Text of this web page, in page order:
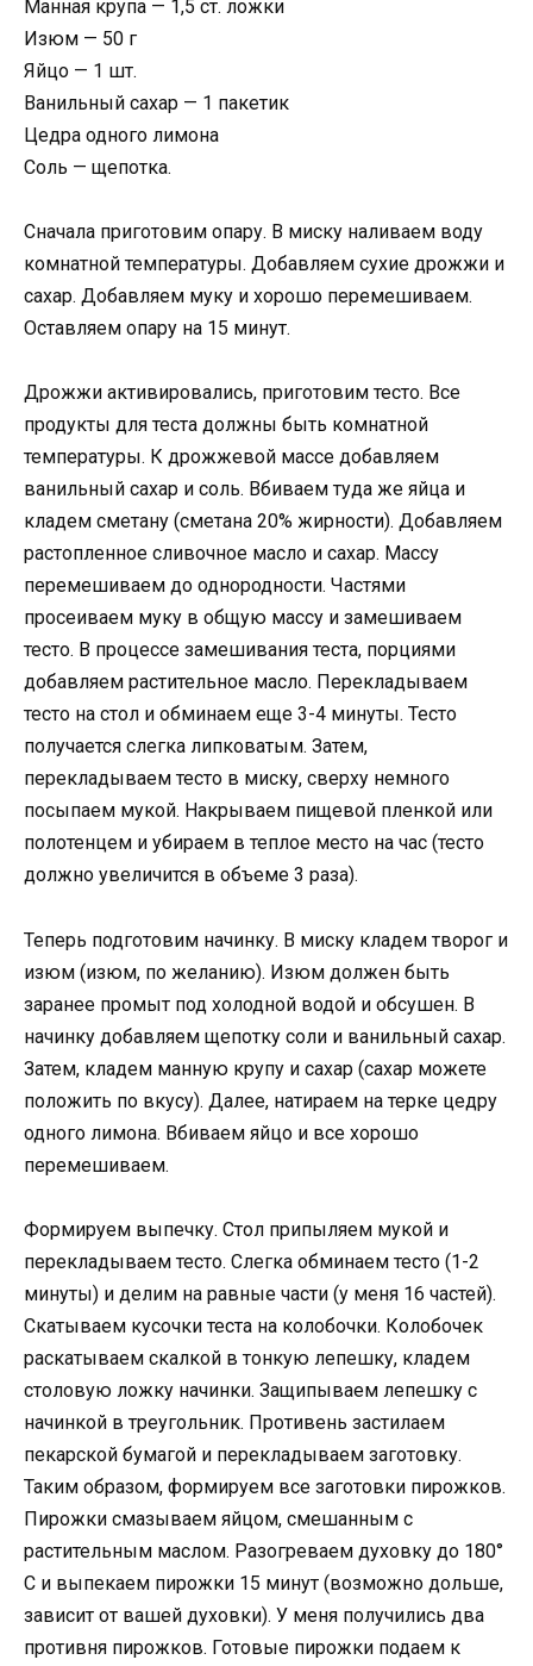
Манная крупа — 1,5 ст. ложки
Изюм — 50 г
Яйцо — 1 шт.
Ванильный сахар — 1 пакетик
Цедра одного лимона
Соль — щепотка.
Сначала приготовим опару. В миску наливаем воду
комнатной температуры. Добавляем сухие дрожжи и
сахар. Добавляем муку и хорошо перемешиваем.
Оставляем опару на 15 минут.
Дрожжи активировались, приготовим тесто. Все
продукты для теста должны быть комнатной
температуры. К дрожжевой массе добавляем
ванильный сахар и соль. Вбиваем туда же яйца и
кладем сметану (сметана 20% жирности). Добавляем
растопленное сливочное масло и сахар. Массу
перемешиваем до однородности. Частями
просеиваем муку в общую массу и замешиваем
тесто. В процессе замешивания теста, порциями
добавляем растительное масло. Перекладываем
тесто на стол и обминаем еще 3-4 минуты. Тесто
получается слегка липковатым. Затем,
перекладываем тесто в миску, сверху немного
посыпаем мукой. Накрываем пищевой пленкой или
полотенцем и убираем в теплое место на час (тесто
должно увеличится в объеме 3 раза).
Теперь подготовим начинку. В миску кладем творог и
изюм (изюм, по желанию). Изюм должен быть
заранее промыт под холодной водой и обсушен. В
начинку добавляем щепотку соли и ванильный сахар.
Затем, кладем манную крупу и сахар (сахар можете
положить по вкусу). Далее, натираем на терке цедру
одного лимона. Вбиваем яйцо и все хорошо
перемешиваем.
Формируем выпечку. Стол припыляем мукой и
перекладываем тесто. Слегка обминаем тесто (1-2
минуты) и делим на равные части (у меня 16 частей).
Скатываем кусочки теста на колобочки. Колобочек
раскатываем скалкой в тонкую лепешку, кладем
столовую ложку начинки. Защипываем лепешку с
начинкой в треугольник. Противень застилаем
пекарской бумагой и перекладываем заготовку.
Таким образом, формируем все заготовки пирожков.
Пирожки смазываем яйцом, смешанным с
растительным маслом. Разогреваем духовку до 180°
C и выпекаем пирожки 15 минут (возможно дольше,
зависит от вашей духовки). У меня получились два
противня пирожков. Готовые пирожки подаем к